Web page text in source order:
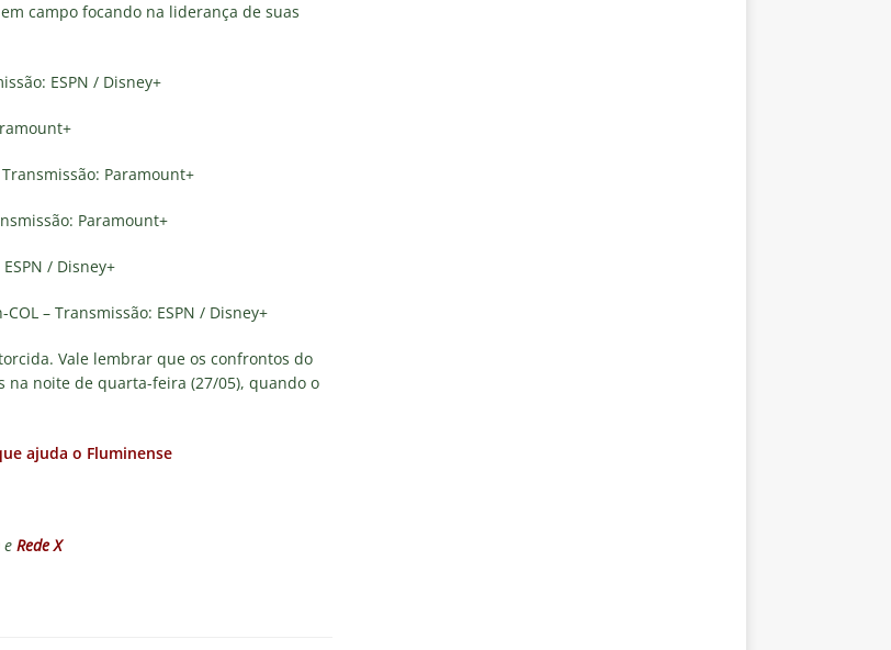
campo focando na liderança de suas
ESPN / Disney+
Paramount+
Paramount+
/ Disney+
– Transmissão: ESPN / Disney+
Vale lembrar que os confrontos do
na noite de quarta-feira (27/05), quando o
ajuda o Fluminense
e Rede X